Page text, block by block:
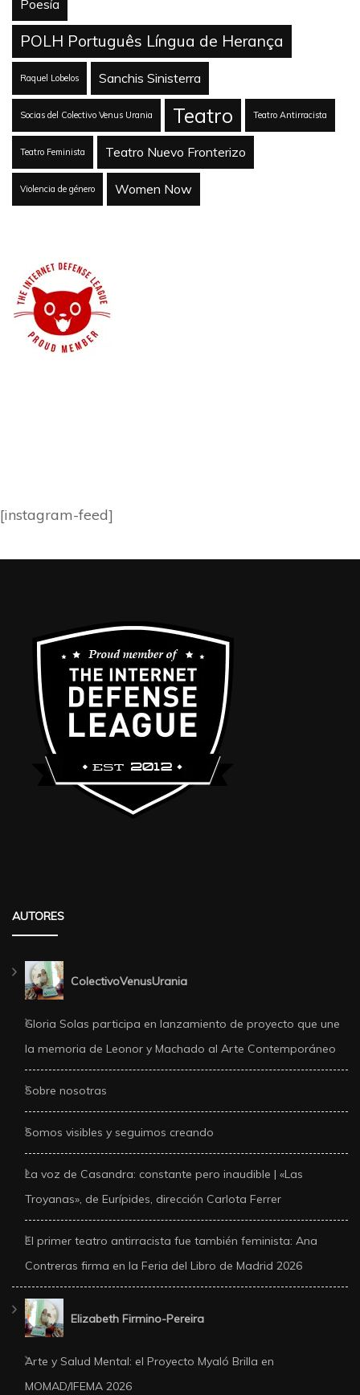
Poesía
POLH Português Língua de Herança
Raquel Lobelos Sanchis Sinisterra
Socias del Colectivo Venus Urania Teatro Teatro Antirracista
Teatro Feminista Teatro Nuevo Fronterizo
Violencia de género Women Now
[instagram-feed]
AUTORES
ColectivoVenusUrania
Gloria Solas participa en lanzamiento de proyecto que une
la memoria de Leonor y Machado al Arte Contemporáneo
Sobre nosotras
Somos visibles y seguimos creando
La voz de Casandra: constante pero inaudible | «Las
Troyanas», de Eurípides, dirección Carlota Ferrer
El primer teatro antirracista fue también feminista: Ana
Contreras firma en la Feria del Libro de Madrid 2026
Elizabeth Firmino-Pereira
Arte y Salud Mental: el Proyecto Myaló Brilla en
MOMAD/IFEMA 2026